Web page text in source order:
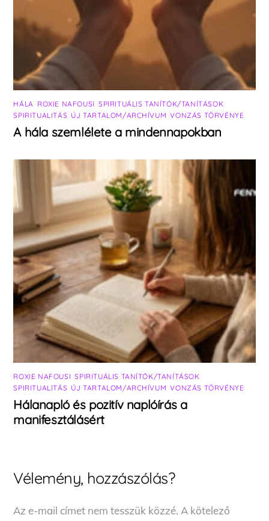
HÁLA ROXIE NAFOUSI SPIRITUÁLIS TANÍTÓK/TANÍTÁSOK
SPIRITUALITÁS ÚJ TARTALOM/ARCHÍVUM ,VONZÁS TÖRVÉNYE
A hála szemlélete a mindennapokban
ROXIE NAFOUSI ,SPIRITUÁLIS TANÍTÓK/TANÍTÁSOK
SPIRITUALITÁS ÚJ TARTALOM/ARCHÍVUM ,VONZÁS TÖRVÉNYE
Hálanapló és pozitív naplóírás a
manifesztálásért
Vélemény, hozzászólás?
Az e-mail címet nem tesszük közzé. A kötelező